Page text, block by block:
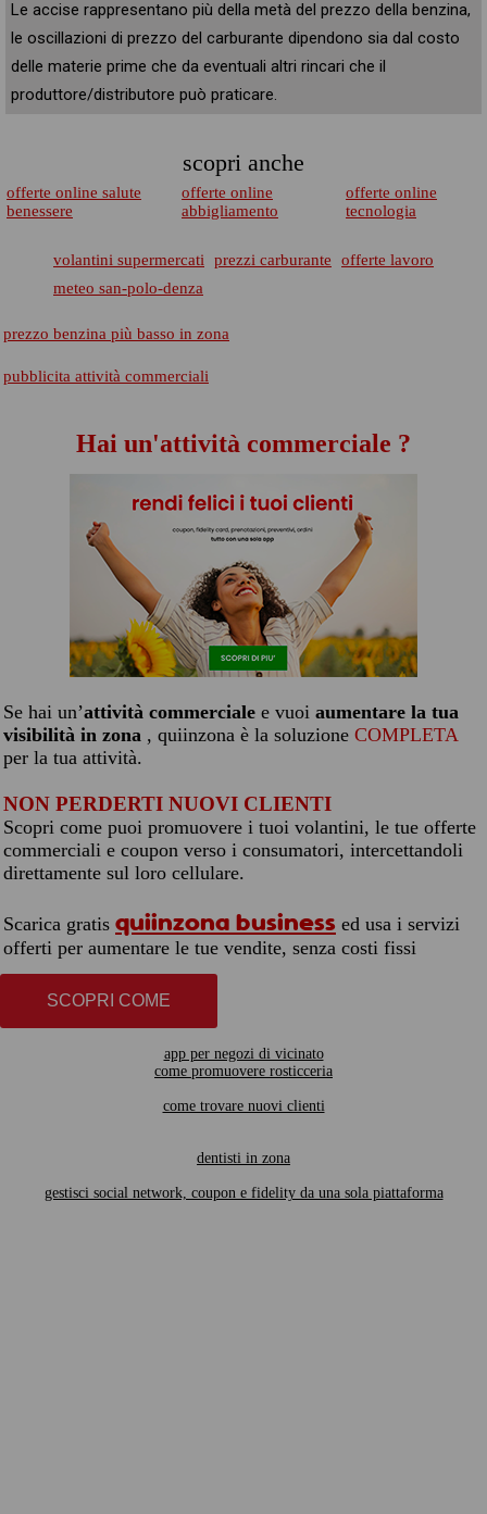
Le accise rappresentano più della metà del prezzo della benzina,
le oscillazioni di prezzo del carburante dipendono sia dal costo
delle materie prime che da eventuali altri rincari che il
produttore/distributore può praticare.
scopri anche
offerte online salute
benessere
offerte online
abbigliamento
offerte online
tecnologia
volantini supermercati prezzi carburante
offerte lavoro
meteo san-polo-denza
prezzo benzina più basso in zona
pubblicita attività commerciali
Hai un'attività commerciale ?
Se hai un’attività commerciale e vuoi aumentare la tua
visibilità in zona , quiinzona è la soluzione COMPLETA
per la tua attività.
NON PERDERTI NUOVI CLIENTI
Scopri come puoi promuovere i tuoi volantini, le tue offerte
commerciali e coupon verso i consumatori, intercettandoli
direttamente sul loro cellulare.
Scarica gratis quiinzona business ed usa i servizi
offerti per aumentare le tue vendite, senza costi fissi
SCOPRI COME
app per negozi di vicinato
come promuovere rosticceria
come trovare nuovi clienti
dentisti in zona
gestisci social network, coupon e fidelity da una sola piattaforma